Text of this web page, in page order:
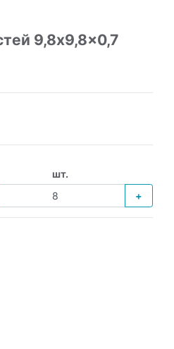
9,8x9,8x0,7
шт.
+